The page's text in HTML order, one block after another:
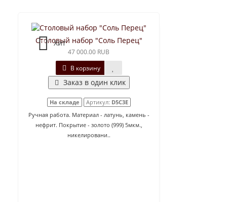
Хит
Столовый набор "Соль Перец"
47 000.00 RUB
В корзину
Заказ в один клик
На складе Артикул: D5C3E
Ручная работа. Материал - латунь, камень -
нефрит. Покрытие - золото (999) 5мкм.,
никелировани..